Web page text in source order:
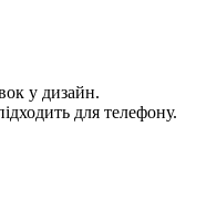
у дизайн.
для телефону.